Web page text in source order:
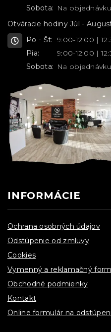
Sobota: Na objednávku
Otváracie hodiny Júl -
Po - Št: 9:00-12:00 |
Pia:
9:00-12:00 |
Sobota: Na objednávku
INFORMÁCIE
Ochrana osobných údajov
Odstúpenie od zmluvy
Cookies
Vymenný a reklamačný
Obchodné podmienky
Kontakt
Online formulár na